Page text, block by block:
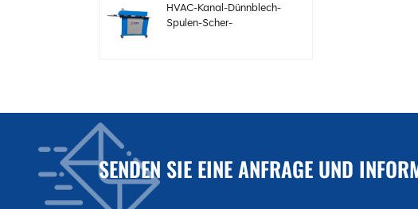
HVAC-Kanal-Dünnblech-
Spulen-Scher-
Automatische
SENDEN SIE EINE ANFRAGE UND